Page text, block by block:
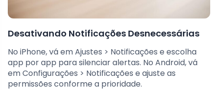
Desativando Notificações Desnecessárias
No iPhone, vá em Ajustes > Notificações e escolha
app por app para silenciar alertas. No Android, vá
em Configurações > Notificações e ajuste as
permissões conforme a prioridade.